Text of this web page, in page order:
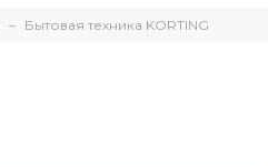
Бытовая техника KORTING